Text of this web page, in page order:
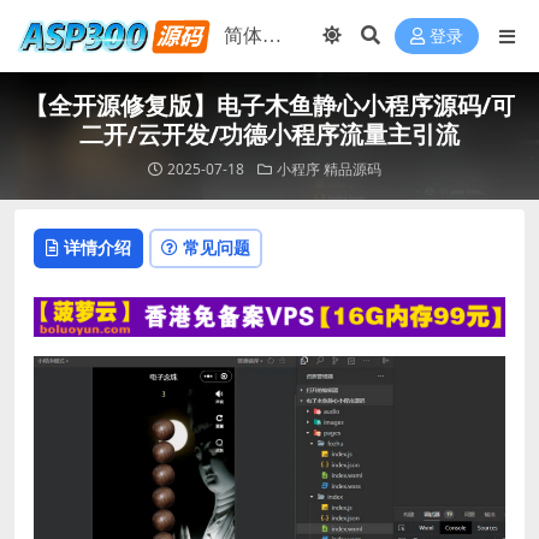
登录
【全开源修复版】电子木鱼静心小程序源码/可
二开/云开发/功德小程序流量主引流
2025-07-18 小程序精品源码
详情介绍 常见问题